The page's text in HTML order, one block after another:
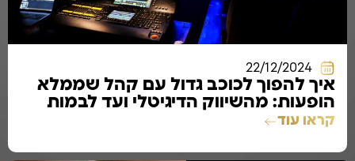
22/12/2024
איך להפוך לכוכב גדול עם קהל שממלא
הופעות: מהשיווק הדיגיטלי ועד לבמות
הגדולות
קראו עוד